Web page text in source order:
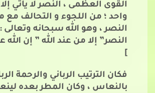
القوى العظمى ، النصر لا يأتي
واحد ؛ من اللجوء و التحالف مع
النصر ، وهو الله سبحانه وتعالى
النصر” إلا من عند الله ” إن الله
]
فكان الترتيب الرباني والرحمة
بالنعاس ، وكان المطر بعده